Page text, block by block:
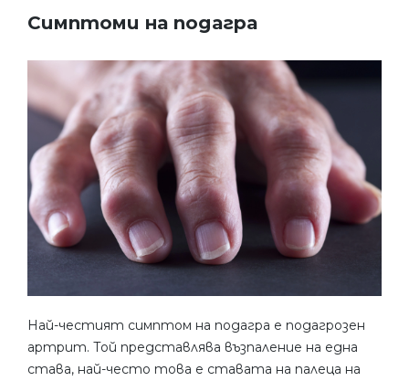
Симптоми на подагра
Най-честият симптом на подагра е подагрозен
артрит. Той представлява възпаление на една
става, най-често това е ставата на палеца на